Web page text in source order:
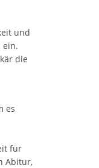
und
ein.
die
es
für
Abitur,